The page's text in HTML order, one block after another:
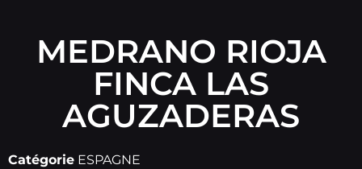
MEDRANO RIOJA
FINCA LAS
AGUZADERAS
Catégorie ESPAGNE